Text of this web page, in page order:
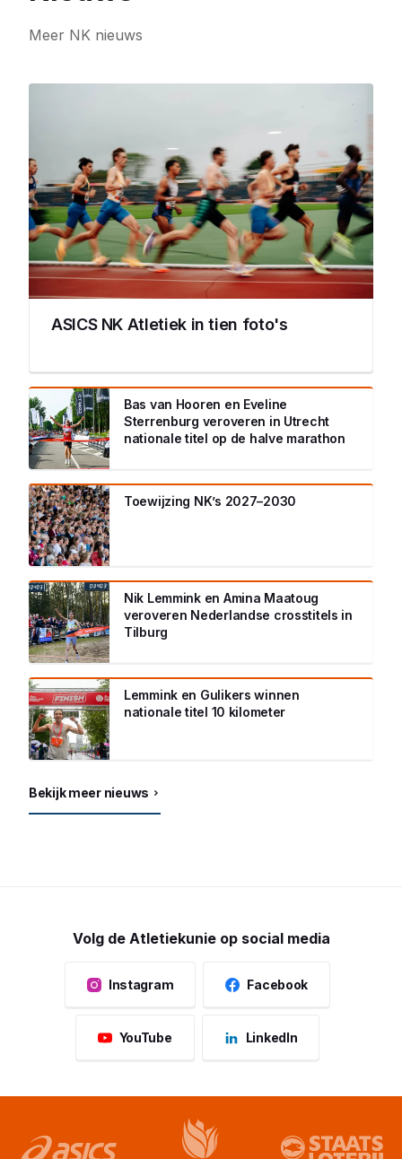
Meer NK nieuws
ASICS NK Atletiek in tien foto's
Bas van Hooren en Eveline
Sterrenburg veroveren in Utrecht
nationale titel op de halve marathon
Toewijzing NK’s 2027–2030
Nik Lemmink en Amina Maatoug
veroveren Nederlandse crosstitels in
Tilburg
Lemmink en Gulikers winnen
nationale titel 10 kilometer
Bekijk meer nieuws
Volg de Atletiekunie op social media
Instagram Facebook
YouTube LinkedIn